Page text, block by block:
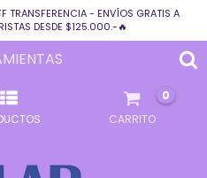
TRANSFERENCIA - ENVÍOS GRATIS A
DESDE $125.000.-🔥
CARRITO
0